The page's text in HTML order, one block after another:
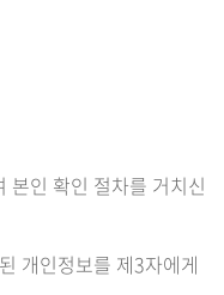
본인 확인 절차를 거치신
개인정보를 제3자에게